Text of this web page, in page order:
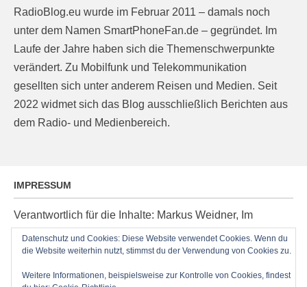
RadioBlog.eu wurde im Februar 2011 – damals noch
unter dem Namen SmartPhoneFan.de – gegründet. Im
Laufe der Jahre haben sich die Themenschwerpunkte
verändert. Zu Mobilfunk und Telekommunikation
gesellten sich unter anderem Reisen und Medien. Seit
2022 widmet sich das Blog ausschließlich Berichten aus
dem Radio- und Medienbereich.
IMPRESSUM
Verantwortlich für die Inhalte: Markus Weidner, Im
Ziegelacker 20, D-63599 Biebergemünd, E-Mail:
post@radioblog.eu
Technik und Administration: Thomas Michel
Datenschutz und Cookies: Diese Website verwendet Cookies. Wenn du
die Website weiterhin nutzt, stimmst du der Verwendung von Cookies zu.
Weitere Informationen, beispielsweise zur Kontrolle von Cookies, findest